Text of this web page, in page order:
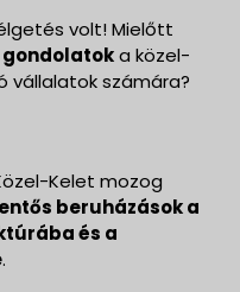
volt! Mielőtt
gondolatoka közel-
számára?
Kelet mozog
beruházások a
és a
.